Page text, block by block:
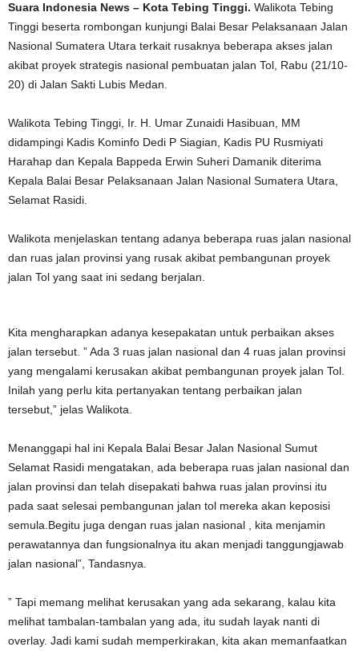
Suara Indonesia News – Kota Tebing Tinggi. Walikota Tebing
Tinggi beserta rombongan kunjungi Balai Besar Pelaksanaan Jalan
Nasional Sumatera Utara terkait rusaknya beberapa akses jalan
akibat proyek strategis nasional pembuatan jalan Tol, Rabu (21/10-
20) di Jalan Sakti Lubis Medan.
Walikota Tebing Tinggi, Ir. H. Umar Zunaidi Hasibuan, MM
didampingi Kadis Kominfo Dedi P Siagian, Kadis PU Rusmiyati
Harahap dan Kepala Bappeda Erwin Suheri Damanik diterima
Kepala Balai Besar Pelaksanaan Jalan Nasional Sumatera Utara,
Selamat Rasidi.
Walikota menjelaskan tentang adanya beberapa ruas jalan nasional
dan ruas jalan provinsi yang rusak akibat pembangunan proyek
jalan Tol yang saat ini sedang berjalan.
Kita mengharapkan adanya kesepakatan untuk perbaikan akses
jalan tersebut. ” Ada 3 ruas jalan nasional dan 4 ruas jalan provinsi
yang mengalami kerusakan akibat pembangunan proyek jalan Tol.
Inilah yang perlu kita pertanyakan tentang perbaikan jalan
tersebut,” jelas Walikota.
Menanggapi hal ini Kepala Balai Besar Jalan Nasional Sumut
Selamat Rasidi mengatakan, ada beberapa ruas jalan nasional dan
jalan provinsi dan telah disepakati bahwa ruas jalan provinsi itu
pada saat selesai pembangunan jalan tol mereka akan keposisi
semula.Begitu juga dengan ruas jalan nasional , kita menjamin
perawatannya dan fungsionalnya itu akan menjadi tanggungjawab
jalan nasional”, Tandasnya.
” Tapi memang melihat kerusakan yang ada sekarang, kalau kita
melihat tambalan-tambalan yang ada, itu sudah layak nanti di
overlay. Jadi kami sudah memperkirakan, kita akan memanfaatkan